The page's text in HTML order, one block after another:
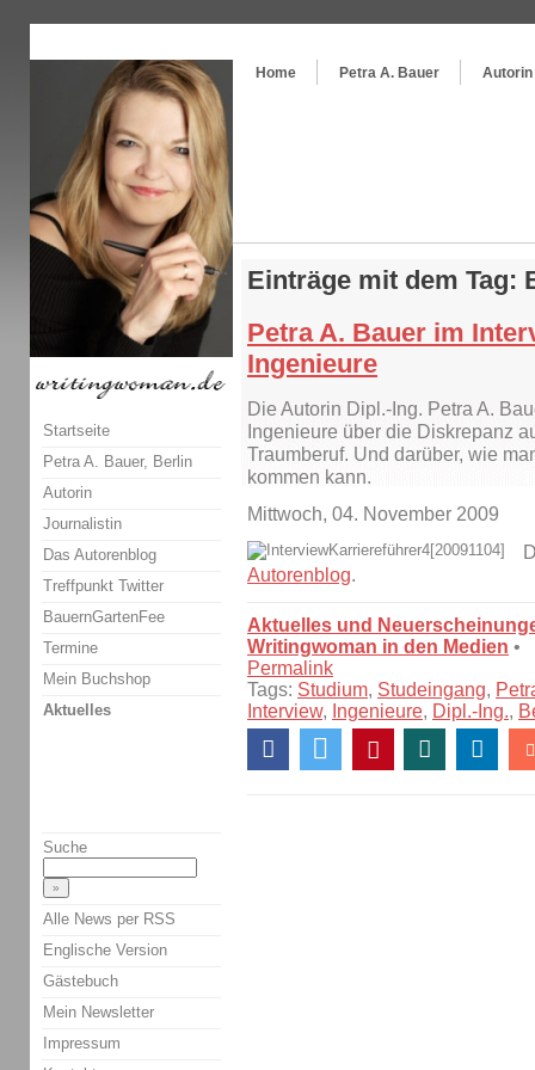
Home
Petra A. Bauer Autorin
Einträge mit dem Tag:
Petra A. Bauer im
Ingenieure
Die Autorin Dipl.-Ing. Petra A.
Ingenieure über die Diskrepanz
Traumberuf. Und darüber, wie
kommen kann.
Mittwoch, 04. November 2009
Autorenblog.
Aktuelles und
Writingwoman in den Medien •
Permalink
Tags: Studium, Studeingang,
Interview, Ingenieure, Dipl.-Ing.,
Startseite
Petra A. Bauer, Berlin
Autorin
Journalistin
Das Autorenblog
Treffpunkt Twitter
BauernGartenFee
Termine
Mein Buchshop
Aktuelles
Suche
Alle News per RSS
Englische Version
Gästebuch
Mein Newsletter
Impressum